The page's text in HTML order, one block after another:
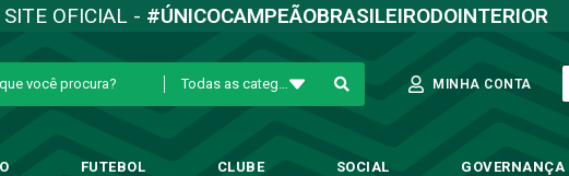
SITE OFICIAL - #ÚNICOCAMPEÃOBRASILEIRODOINTERIOR
MINHA CONTA
FUTEBOL CLUBE SOCIAL GOVERNANÇA